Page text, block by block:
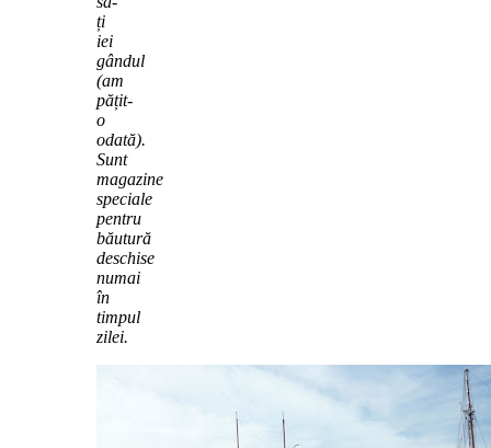
ți
iei
gândul
(am
pățit-
o
odată).
Sunt
magazine
speciale
pentru
băutură
deschise
numai
în
timpul
zilei.